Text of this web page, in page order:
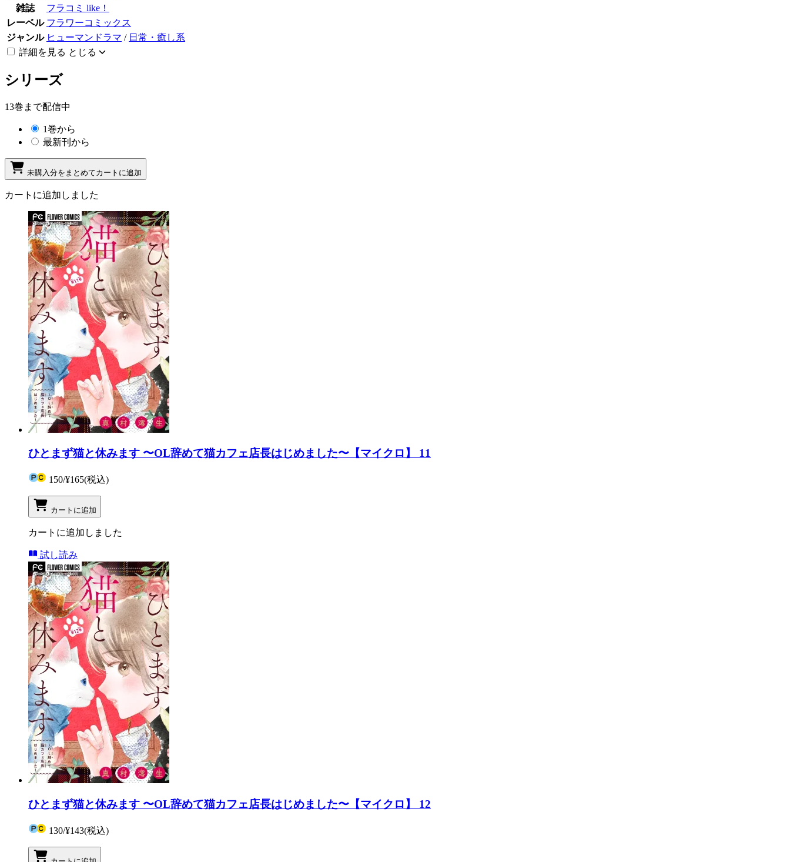
雑誌
フラコミ like！
レーベル フラワーコミックス
ジャンル ヒューマンドラマ / 日常・癒し系
詳細を見る とじる
シリーズ
13巻まで配信中
1巻から
最新刊から
未購入分をまとめてカートに追加
カートに追加しました
ひとまず猫と休みます 〜OL辞めて猫カフェ店長はじめました〜【マイクロ】 11
150/¥165(税込)
カートに追加
カートに追加しました
試し読み
ひとまず猫と休みます 〜OL辞めて猫カフェ店長はじめました〜【マイクロ】 12
130/¥143(税込)